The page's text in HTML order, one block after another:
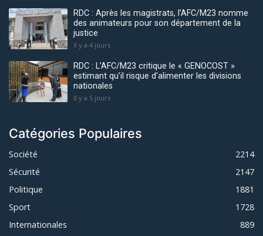
RDC : Après les magistrats, l’AFC/M23 nomme
des animateurs pour son département de la
justice
Il y a 4 jours
RDC : L’AFC/M23 critique le « GENOCOST »
estimant qu’il risque d'alimenter les divisions
nationales
Il y a 5 jours
Catégories Populaires
Société
2214
Sécurité
2147
Politique
1881
Sport
1728
Internationales
889